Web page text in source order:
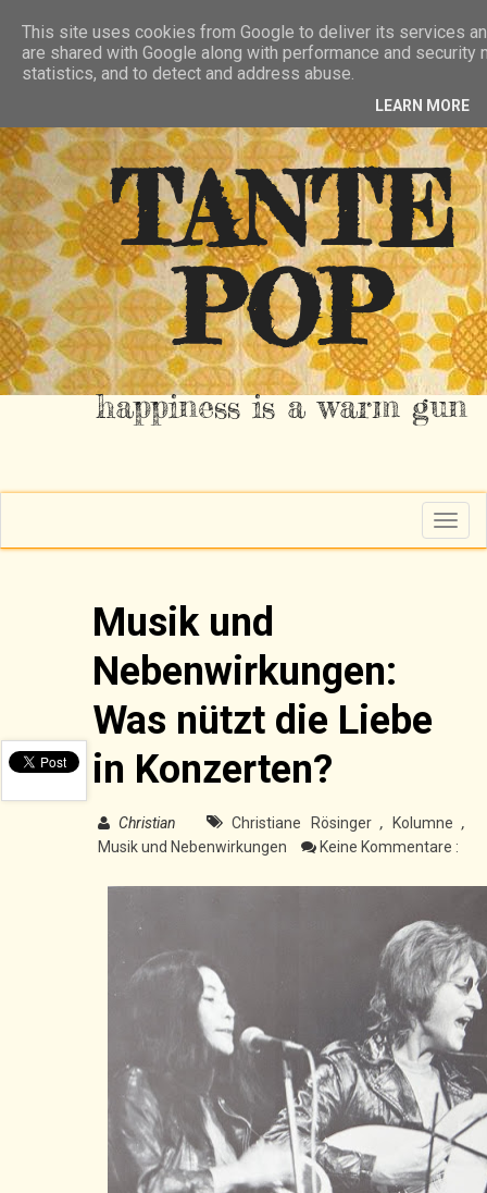
RSS FEED
TANTE
POP
happiness is a warm gun
T
o
g
Musik und
Nebenwirkungen:
Was nützt die Liebe
in Konzerten?
Christian Christiane Rösinger , Kolumne,
Musik und Nebenwirkungen
Keine Kommentare :
This site uses cookies from Google to deliver its services
are shared with Google along with performance and
statistics, and to detect and address abuse.
LEARN MORE